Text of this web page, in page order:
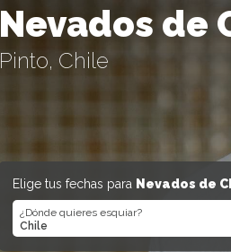
Nevados de
Pinto, Chile
Elige tus fechas para Nevados de
¿Dónde quieres esquiar?